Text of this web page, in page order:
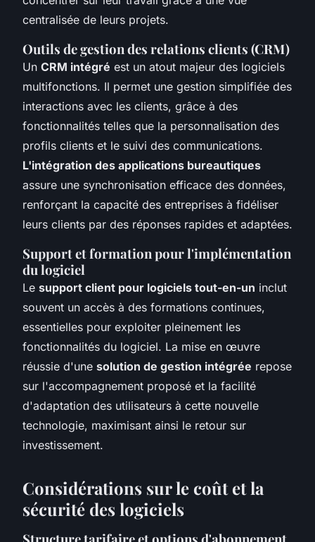
centralisée de leurs projets.
Outils de gestion des relations clients (CRM)
Un CRM intégré est un atout majeur des logiciels
multifonctions. Il permet une gestion simplifiée des
interactions avec les clients, grâce à des
fonctionnalités telles que la personnalisation des
profils clients et le suivi des communications.
L'intégration des applications bureautiques
assure une synchronisation efficace des données,
renforçant la capacité des entreprises à fidéliser
leurs clients par des réponses rapides et adaptées.
Support et formation pour l'implémentation
du logiciel
Le support client pour logiciels tout-en-un inclut
souvent un accès à des formations continues,
essentielles pour exploiter pleinement les
fonctionnalités du logiciel. La mise en œuvre
réussie d'une solution de gestion intégrée repose
sur l'accompagnement proposé et la facilité
d'adaptation des utilisateurs à cette nouvelle
technologie, maximisant ainsi le retour sur
investissement.
Considérations sur le coût et la
sécurité des logiciels